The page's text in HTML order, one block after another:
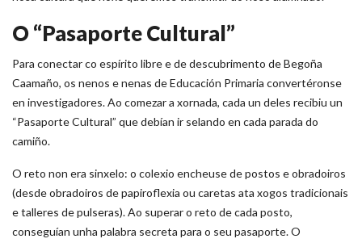
O “Pasaporte Cultural”
Para conectar co espírito libre e de descubrimento de Begoña
Caamaño, os nenos e nenas de Educación Primaria convertéronse
en investigadores. Ao comezar a xornada, cada un deles recibiu un
“Pasaporte Cultural” que debían ir selando en cada parada do
camiño.
O reto non era sinxelo: o colexio encheuse de postos e obradoiros
(desde obradoiros de papiroflexia ou caretas ata xogos tradicionais
e talleres de pulseras). Ao superar o reto de cada posto,
conseguían unha palabra secreta para o seu pasaporte. O